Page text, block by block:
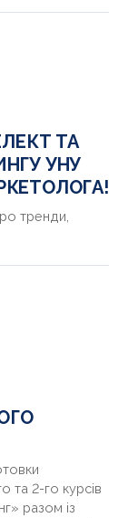
ТА
УНУ
тренди,
та 2-го курсів
разом із